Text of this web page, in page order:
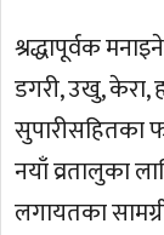
श्रद्धापूर्वक
डगरी, उखु, केरा,
सुपारीसहितका
नयाँ व्रतालुका
लगायतका